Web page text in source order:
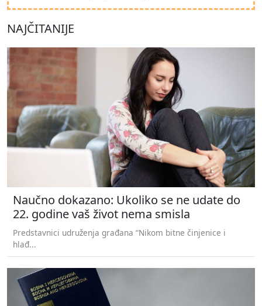
NAJČITANIJE
Naučno dokazano: Ukoliko se ne udate do
22. godine vaš život nema smisla
Predstavnici udruženja građana “Nikom bitne činjenice i
hlađ...